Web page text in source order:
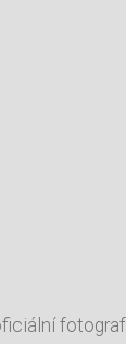
fotograf